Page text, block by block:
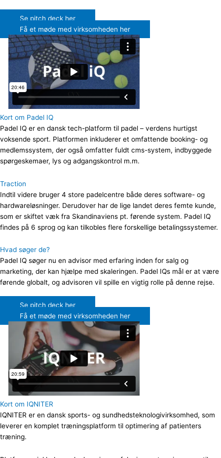
Se pitch deck her
Få et møde med virksomheden her
Kort om Padel IQ
Padel IQ er en dansk tech-platform til padel – verdens hurtigst
voksende sport. Platformen inkluderer et omfattende booking- og
medlemssystem, der også omfatter fuldt cms-system, indbyggede
spørgeskemaer, lys og adgangskontrol m.m.
Traction
Indtil videre bruger 4 store padelcentre både deres software- og
hardwareløsninger. Derudover har de lige landet deres femte kunde,
som er skiftet væk fra Skandinaviens pt. førende system. Padel IQ
findes på 6 sprog og kan tilkobles flere forskellige betalingssystemer.
Hvad søger de?
Padel IQ søger nu en advisor med erfaring inden for salg og
marketing, der kan hjælpe med skaleringen. Padel IQs mål er at være
førende globalt, og advisoren vil spille en vigtig rolle på denne rejse.
Se pitch deck her
Få et møde med virksomheden her
Kort om IQNITER
IQNITER er en dansk sports- og sundhedsteknologivirksomhed, som
leverer en komplet træningsplatform til optimering af patienters
træning.